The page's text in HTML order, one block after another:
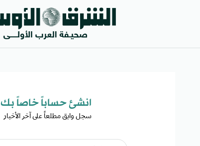
انشئ حساباً خاصاً بك​
سجل وابق مطلعاً على آخر الأخبار ​